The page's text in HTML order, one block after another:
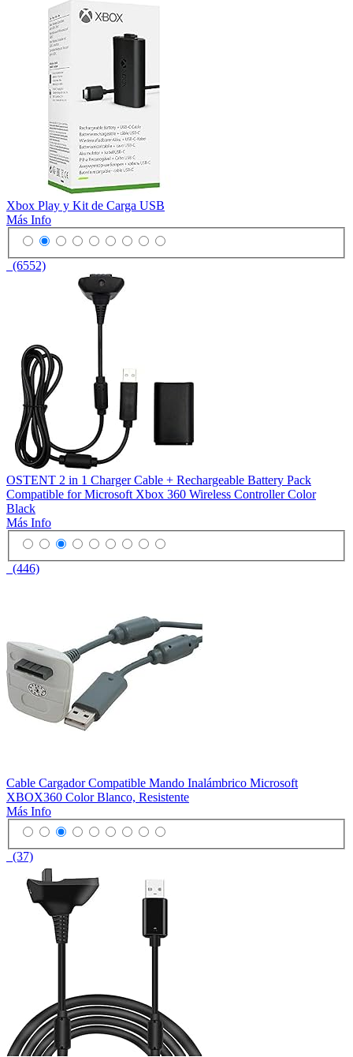
Xbox Play y Kit de Carga USB
Más Info
(6552)
OSTENT 2 in 1 Charger Cable + Rechargeable Battery Pack
Compatible for Microsoft Xbox 360 Wireless Controller Color
Black
Más Info
(446)
Cable Cargador Compatible Mando Inalámbrico Microsoft
XBOX360 Color Blanco, Resistente
Más Info
(37)